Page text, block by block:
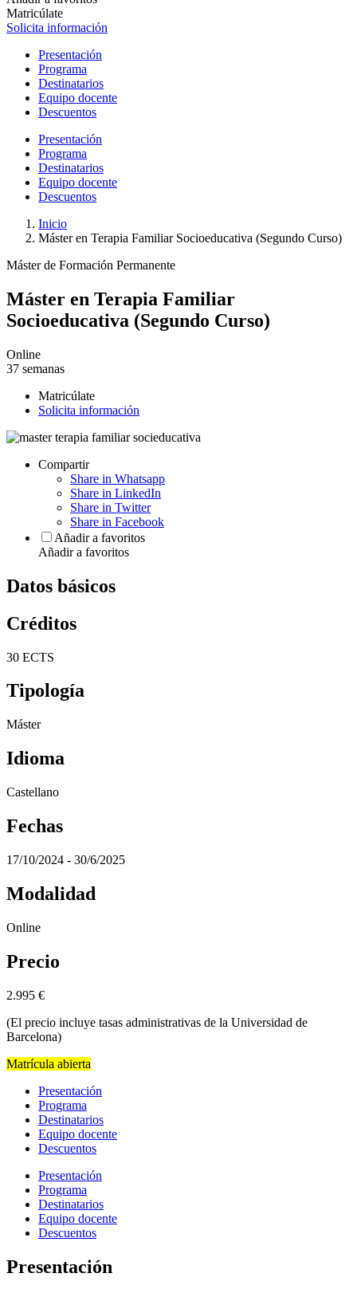
Matricúlate
Solicita información
Presentación
Programa
Destinatarios
Equipo docente
Descuentos
Presentación
Programa
Destinatarios
Equipo docente
Descuentos
Inicio
Máster en Terapia Familiar Socioeducativa (Segundo Curso)
Máster de Formación Permanente
Máster en Terapia Familiar
Socioeducativa (Segundo Curso)
Online
37 semanas
Matricúlate
Solicita información
Compartir
Share in Whatsapp
Share in LinkedIn
Share in Twitter
Share in Facebook
Añadir a favoritos
Añadir a favoritos
Datos básicos
Créditos
30 ECTS
Tipología
Máster
Idioma
Castellano
Fechas
17/10/2024 - 30/6/2025
Modalidad
Online
Precio
2.995 €
(El precio incluye tasas administrativas de la Universidad de
Barcelona)
Matrícula abierta
Presentación
Programa
Destinatarios
Equipo docente
Descuentos
Presentación
Programa
Destinatarios
Equipo docente
Descuentos
Presentación